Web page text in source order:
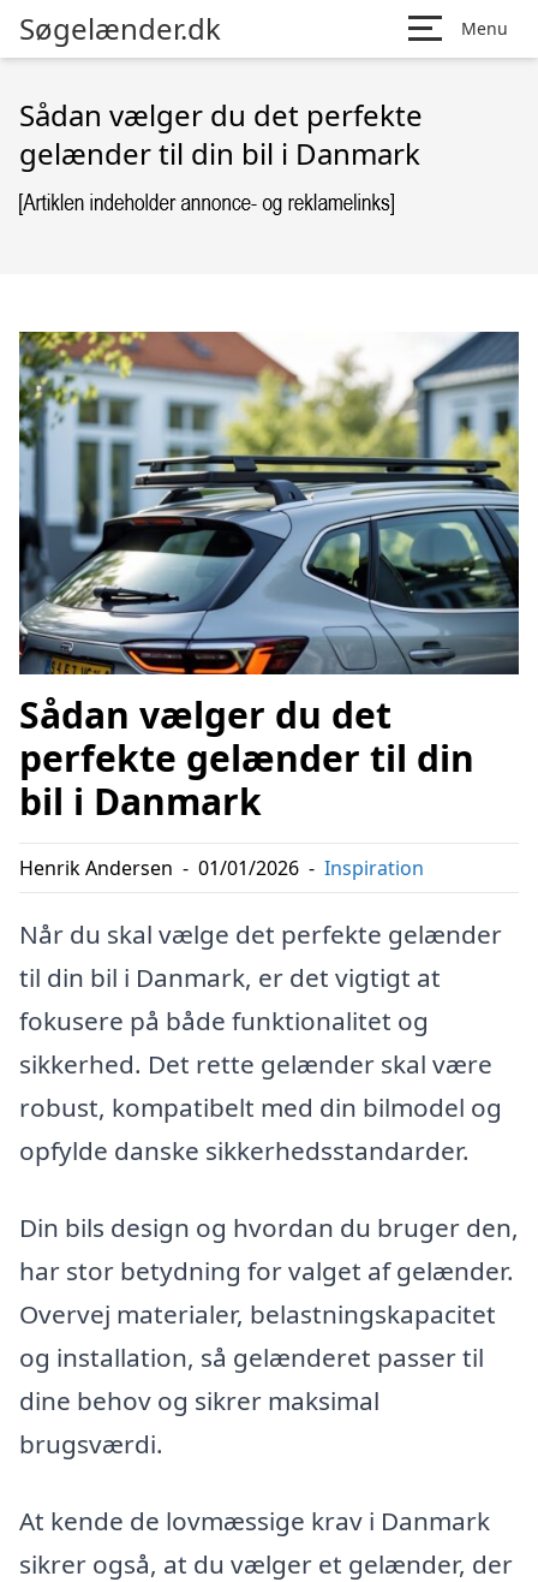
Søgelænder.dk Menu
Sådan vælger du det perfekte
gelænder til din bil i Danmark
Sådan vælger du det
perfekte gelænder til din
bil i Danmark
Henrik Andersen - 01/01/2026 - Inspiration
Når du skal vælge det perfekte gelænder
til din bil i Danmark, er det vigtigt at
fokusere på både funktionalitet og
sikkerhed. Det rette gelænder skal være
robust, kompatibelt med din bilmodel og
opfylde danske sikkerhedsstandarder.
Din bils design og hvordan du bruger den,
har stor betydning for valget af gelænder.
Overvej materialer, belastningskapacitet
og installation, så gelænderet passer til
dine behov og sikrer maksimal
brugsværdi.
At kende de lovmæssige krav i Danmark
sikrer også, at du vælger et gelænder, der